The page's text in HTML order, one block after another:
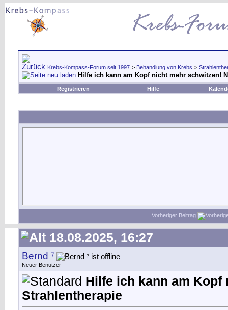
Krebs-Kompass-Forum seit 1997 > Behandlung von Krebs >
Hilfe ich kann am Kopf nicht mehr schwitzen!
Registrieren Hilfe
Vorheriger Beitrag
18.08.2025, 16:27
Bernd ⁷
Neuer Benutzer
Hilfe ich kann am
Strahlentherapie